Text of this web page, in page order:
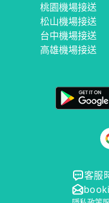
桃園機場接送
松山機場接送
台中機場接送
高雄機場接送
客服